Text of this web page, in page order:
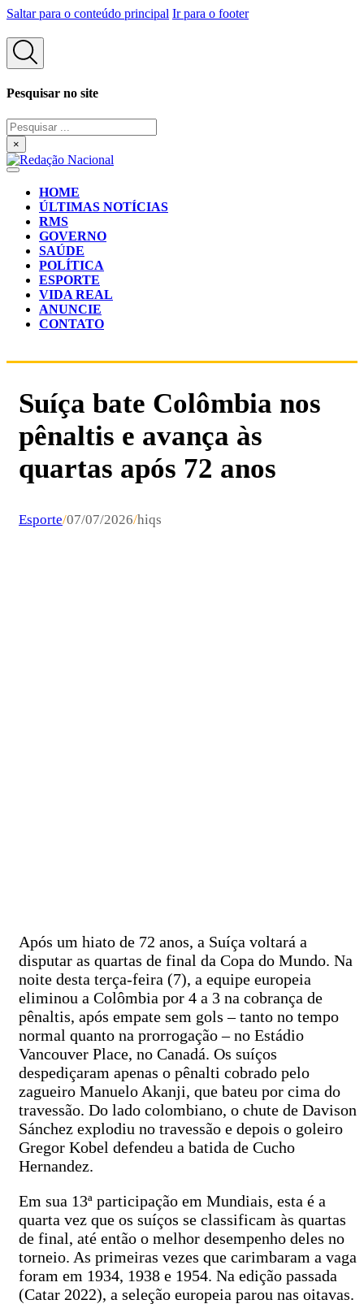
Saltar para o conteúdo principal Ir para o footer
Pesquisar no site
Pesquisar
...×
HOME
ÚLTIMAS NOTÍCIAS
RMS
GOVERNO
SAÚDE
POLÍTICA
ESPORTE
VIDA REAL
ANUNCIE
CONTATO
Suíça bate Colômbia nos
pênaltis e avança às
quartas após 72 anos
Esporte/07/07/2026/hiqs
Após um hiato de 72 anos, a Suíça voltará a
disputar as quartas de final da Copa do Mundo. Na
noite desta terça-feira (7), a equipe europeia
eliminou a Colômbia por 4 a 3 na cobrança de
pênaltis, após empate sem gols – tanto no tempo
normal quanto na prorrogação – no Estádio
Vancouver Place, no Canadá. Os suíços
despediçaram apenas o pênalti cobrado pelo
zagueiro Manuelo Akanji, que bateu por cima do
travessão. Do lado colombiano, o chute de Davison
Sánchez explodiu no travessão e depois o goleiro
Gregor Kobel defendeu a batida de Cucho
Hernandez.
Em sua 13ª participação em Mundiais, esta é a
quarta vez que os suíços se classificam às quartas
de final, até então o melhor desempenho deles no
torneio. As primeiras vezes que carimbaram a vaga
foram em 1934, 1938 e 1954. Na edição passada
(Catar 2022), a seleção europeia parou nas oitavas.